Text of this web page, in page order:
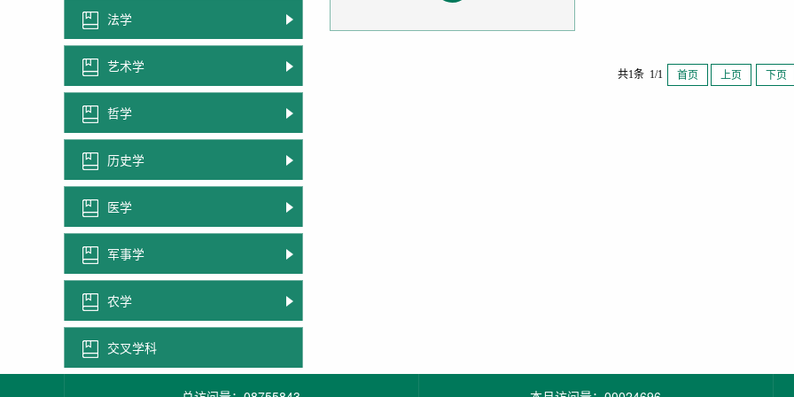
法学
艺术学
哲学
历史学
医学
军事学
农学
交叉学科
共1条 1/1 首页 上页 下页